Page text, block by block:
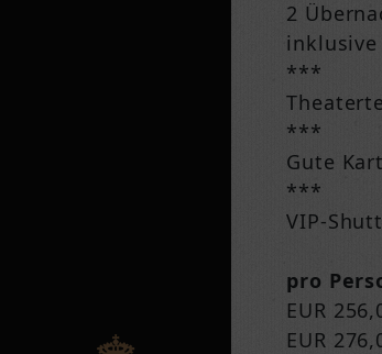
2
***
***
Gute
***
VIP-
pro
EUR
EUR